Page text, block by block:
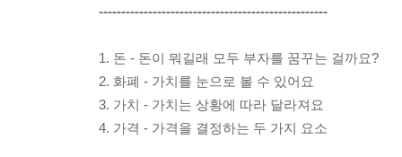
---------------------------------------------------
1. 돈 - 돈이 뭐길래 모두 부자를 꿈꾸는 걸까요?
2. 화폐 - 가치를 눈으로 볼 수 있어요
3. 가치 - 가치는 상황에 따라 달라져요
4. 가격 - 가격을 결정하는 두 가지 요소